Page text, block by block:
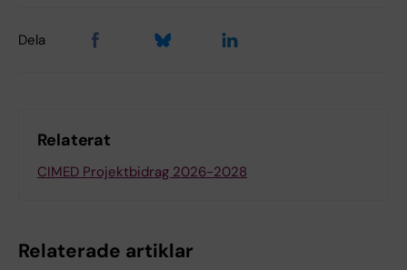
Dela
Relaterat
CIMED Projektbidrag 2026-2028
Relaterade artiklar